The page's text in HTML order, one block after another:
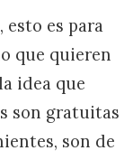
esto es para
que quieren
idea que
son gratuitas
son de